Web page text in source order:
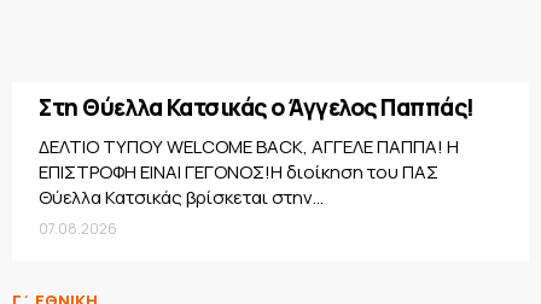
Στη Θύελλα Κατσικάς ο Άγγελος Παππάς!
ΔΕΛΤΙΟ ΤΥΠΟΥ WELCOME BACK, ΑΓΓΕΛΕ ΠΑΠΠΑ! Η
ΕΠΙΣΤΡΟΦΗ ΕΙΝΑΙ ΓΕΓΟΝΟΣ!Η διοίκηση του ΠΑΣ
Θύελλα Κατσικάς βρίσκεται στην...
07.08.2026